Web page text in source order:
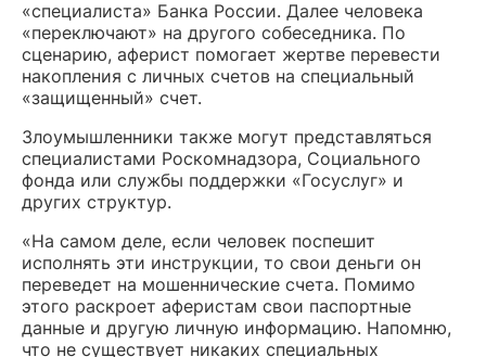
«специалиста» Банка России. Далее человека
«переключают» на другого собеседника. По
сценарию, аферист помогает жертве перевести
накопления с личных счетов на специальный
«защищенный» счет.
Злоумышленники также могут представляться
специалистами Роскомнадзора, Социального
фонда или службы поддержки «Госуслуг» и
других структур.
«На самом деле, если человек поспешит
исполнять эти инструкции, то свои деньги он
переведет на мошеннические счета. Помимо
этого раскроет аферистам свои паспортные
данные и другую личную информацию. Напомню,
что не существует никаких специальных